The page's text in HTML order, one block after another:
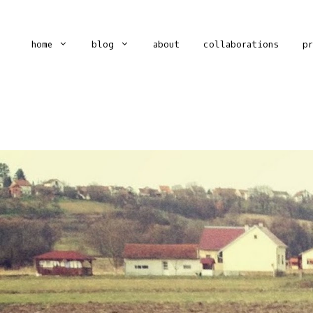
home blog about collaborations